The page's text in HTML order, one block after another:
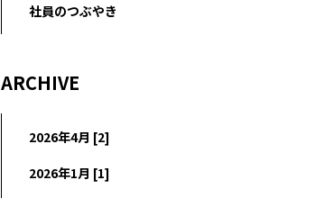
社員のつぶやき
ARCHIVE
2026年4月 [2]
2026年1月 [1]